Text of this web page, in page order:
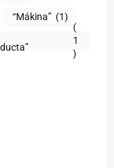
“Mákina” (1)
(
1
)